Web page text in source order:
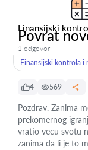
Finansijski
Povrat
1 odgovor
Finansijski kontrola i
4 569
Pozdrav. Zanima
prekomernog
vratio vecu svotu
zanima da li je to